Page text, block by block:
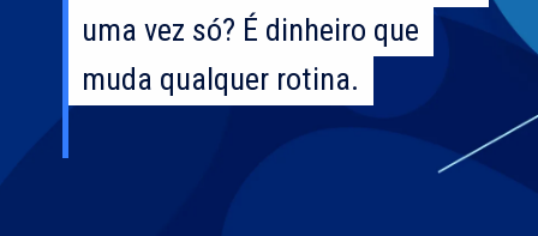
uma vez só? É dinheiro que
muda qualquer rotina.
uma vez só? É dinheiro que
muda qualquer rotina.